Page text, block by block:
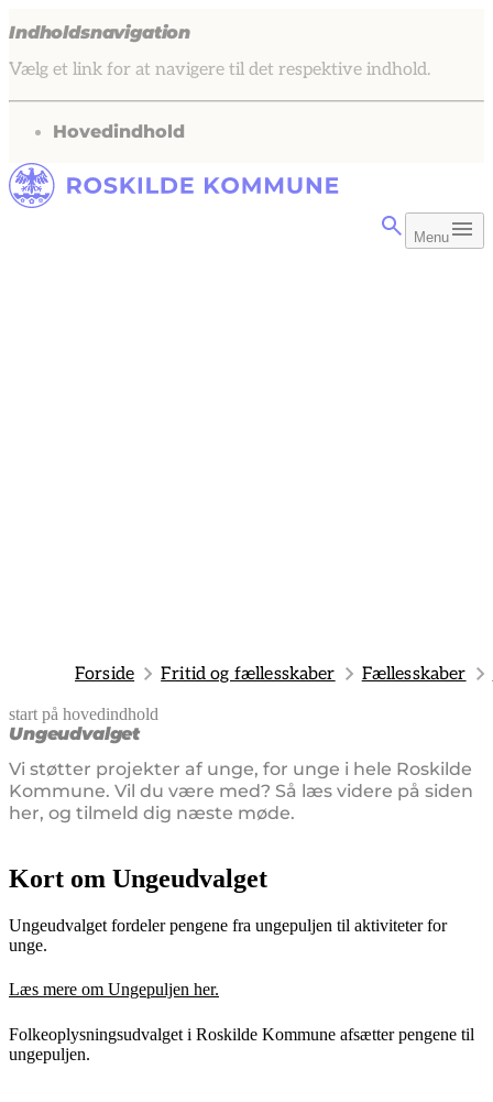
Indholdsnavigation
Vælg et link for at navigere til det respektive indhold.
gå til
Hovedindhold
Menu
Forside Fritid og fællesskaber Fællesskaber
start på hovedindhold
Ungeudvalget
Vi støtter projekter af unge, for unge i hele Roskilde
Kommune. Vil du være med? Så læs videre på siden
her, og tilmeld dig næste møde.
senest opdateret 30. juli 2025
Kort om Ungeudvalget
Ungeudvalget fordeler pengene fra ungepuljen til aktiviteter for
unge.
Læs mere om Ungepuljen her.
Folkeoplysningsudvalget i Roskilde Kommune afsætter pengene til
ungepuljen.